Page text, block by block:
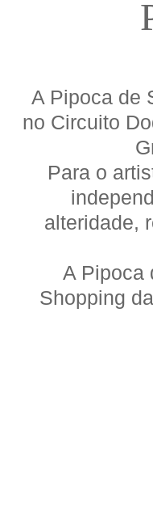
A Pipoca de
no Circuito
Para o
alteridade,
A Pipoca
Shopping